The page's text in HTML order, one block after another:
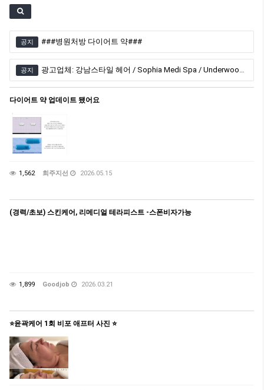
공지 ###병원처방 다이어트 약###
공지 광고업체: 강남스타일 헤어 / Sophia Medi Spa / Underwood Health Clinic / 엠비언스 한인 레이저 클리닉
다이어트 약 업데이트 됐어요
1,562 희주지선 2026.05.15
(경력/초보) 스킨케어, 리메디얼 테라피스트 -스폰비자가능
1,899 Goodjob 2026.03.21
⭐️윤곽케어 1회 비포 애프터 사진 ⭐️